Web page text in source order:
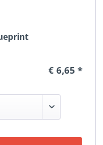
€ 6,65 *